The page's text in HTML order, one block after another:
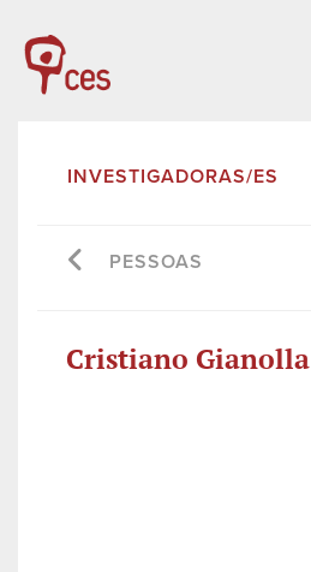
INVESTIGADORAS/ES
PESSOAS
Cristiano Gianolla